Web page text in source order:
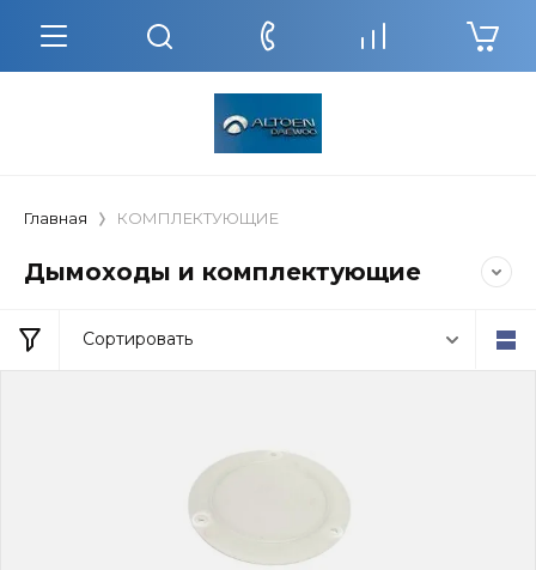
Главная КОМПЛЕКТУЮЩИЕ
Дымоходы и комплектующие
Сортировать